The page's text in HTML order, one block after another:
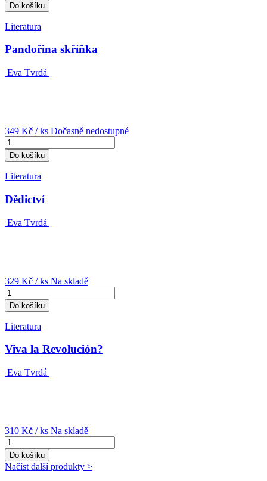
Do košíku
Literatura
Pandořina skříňka
Eva Tvrdá
349 Kč / ks Dočasně nedostupné
Do košíku
Literatura
Dědictví
Eva Tvrdá
329 Kč / ks Na skladě
Do košíku
Literatura
Viva la Revolución?
Eva Tvrdá
310 Kč / ks Na skladě
Do košíku
Načíst další produkty >